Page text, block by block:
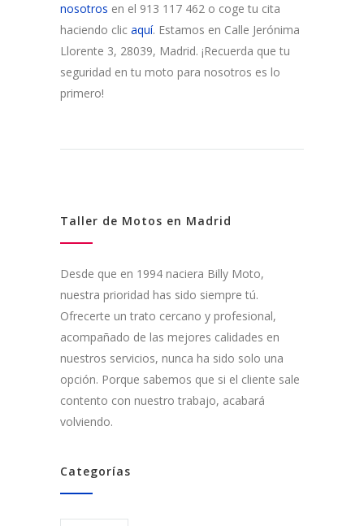
nosotros en el 913 117 462 o coge tu cita
haciendo clic aquí. Estamos en Calle Jerónima
Llorente 3, 28039, Madrid. ¡Recuerda que tu
seguridad en tu moto para nosotros es lo
primero!
Taller de Motos en Madrid
Desde que en 1994 naciera Billy Moto,
nuestra prioridad has sido siempre tú.
Ofrecerte un trato cercano y profesional,
acompañado de las mejores calidades en
nuestros servicios, nunca ha sido solo una
opción. Porque sabemos que si el cliente sale
contento con nuestro trabajo, acabará
volviendo.
Categorías